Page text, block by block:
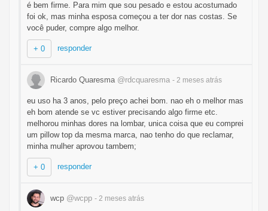
é bem firme. Para mim que sou pesado e estou acostumado
foi ok, mas minha esposa começou a ter dor nas costas. Se
você puder, compre algo melhor.
+ 0 responder
Ricardo Quaresma @rdcquaresma - 2 meses atrás
eu uso ha 3 anos, pelo preço achei bom. nao eh o melhor mas
eh bom atende se vc estiver precisando algo firme etc.
melhorou minhas dores na lombar, unica coisa que eu comprei
um pillow top da mesma marca, nao tenho do que reclamar,
minha mulher aprovou tambem;
+ 0 responder
wcp @wcpp - 2 meses atrás